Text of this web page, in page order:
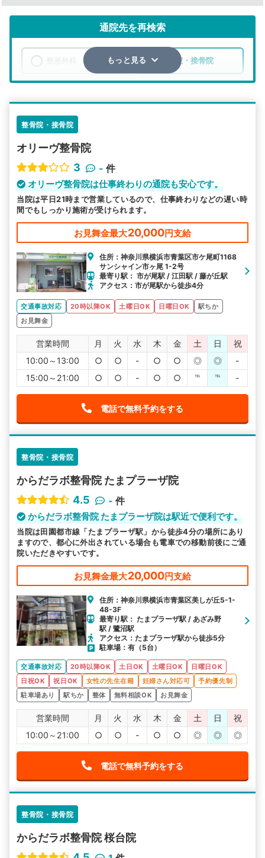
通院先を再検索
整骨院・接骨院
その他の検索方法
駅から探す 院名から探す
もっと見る
整骨院・接骨院
オリーヴ整骨院
3
- 件
オリーヴ整骨院は仕事終わりの通院も安心です。
当院は平日21時まで営業しているので、仕事終わりなどの遅い時
間でもしっかり施術が受けられます。
お見舞金最大20,000円支給
住所：神奈川県横浜市青葉区市ケ尾町1168
サンシャイン市ヶ尾 1-2号
最寄り駅： 市が尾駅 / 江田駅 / 藤が丘駅
アクセス：市が尾駅から徒歩4分
交通事故対応 20時以降OK 土曜日OK 日曜日OK
駅ちか
お見舞金
営業時間 月 火 水 木 金 土 日
祝
10:00～13:00
○ ○ - ○ ○ ◎ ◎
-
15:00～21:00
○ ○ - ○ ○ ℡ ℡ -
電話で無料予約をする
整骨院・接骨院
からだラボ整骨院 たまプラーザ院
4.5
- 件
からだラボ整骨院 たまプラーザ院は駅近で便利です。
当院は田園都市線「たまプラーザ駅」から徒歩4分の場所にあり
ますので、都心に外出されている場合も電車での移動前後にご通
院いただきやすいです。
お見舞金最大20,000円支給
住所：神奈川県横浜市青葉区美しが丘5-1-
48-3F
最寄り駅： たまプラーザ駅 / あざみ野
駅 / 鷺沼駅
アクセス：たまプラーザ駅から徒歩5分
駐車場：有（5台）
交通事故対応 20時以降OK 土日OK 土曜日OK
日曜日OK
日祝OK
祝日OK 女性の先生在籍 妊婦さん対応可
予約優先制
駐車場あり
駅ちか 整体 無料相談OK お見舞金
営業時間 月 火 水 木 金 土 日
祝
10:00～21:00
○ ○ - ○ ○ ◎ ◎ ◎
電話で無料予約をする
整骨院・接骨院
からだラボ整骨院 桜台院